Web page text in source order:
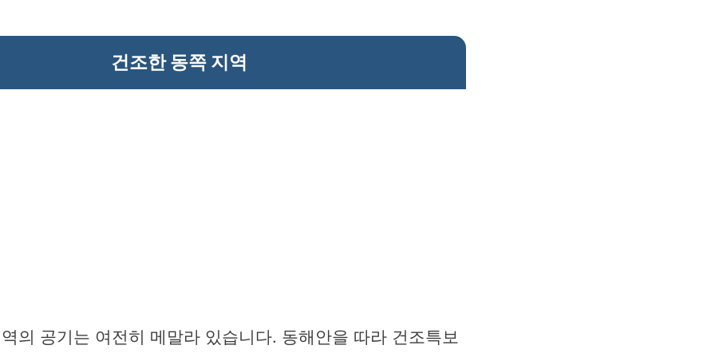
건조한 동쪽 지역
의 공기는 여전히 메말라 있습니다. 동해안을 따라 건조특보